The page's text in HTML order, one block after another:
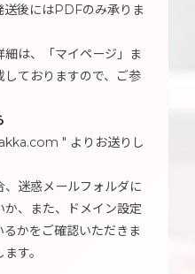
送後にはPDFのみ承りま
は、「マイページ」ま
ておりますので、ご参
" よりお送りし
、迷惑メールフォルダに
、また、ドメイン設定
かをご確認いただきま
す。